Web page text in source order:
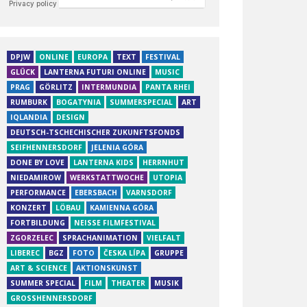
DPJW ONLINE EUROPA TEXT
FESTIVAL
GLÜCK
LANTERNA FUTURI ONLINE
MUSIC
PRAG
GÖRLITZ INTERMUNDIA
PANTA RHEI
RUMBURK
BOGATYNIA SUMMERSPECIAL
ART
IQLANDIA
DESIGN
DEUTSCH-TSCHECHISCHER ZUKUNFTSFONDS
SEIFHENNERSDORF
JELENIA GÓRA
DONE BY LOVE
LANTERNA KIDS
HERRNHUT
NIEDAMIROW
WERKSTATTWOCHE
UTOPIA
PERFORMANCE
EBERSBACH
VARNSDORF
KONZERT
LÖBAU
KAMIENNA GÓRA
FORTBILDUNG
NEISSE FILMFESTIVAL
ZGORZELEC
SPRACHANIMATION
VIELFALT
LIBEREC
BGZ FOTO ČESKA LÍPA
GRUPPE
ART & SCIENCE
AKTIONSKUNST
SUMMER SPECIAL
FILM THEATER
MUSIK
GROSSHENNERSDORF